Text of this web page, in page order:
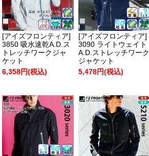
[アイズフロンティア]
3850 吸水速乾A.D.ス
トレッチワークジャ
ケット
6,358円(税込)
[アイズフロンティア]
3090 ライトウェイト
A.D.ストレッチワーク
ジャケット
5,478円(税込)